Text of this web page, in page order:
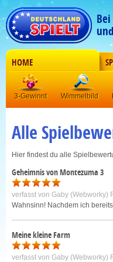
HOME
3-Gewinnt Wimmelbild
Alle
Hier findest du alle
Geheimnis von Montezuma 3
verfasst von Gaby (Webworky)
Wahnsinn! Nachdem ich
Meine kleine Farm
verfasst von Gaby (Webworky)